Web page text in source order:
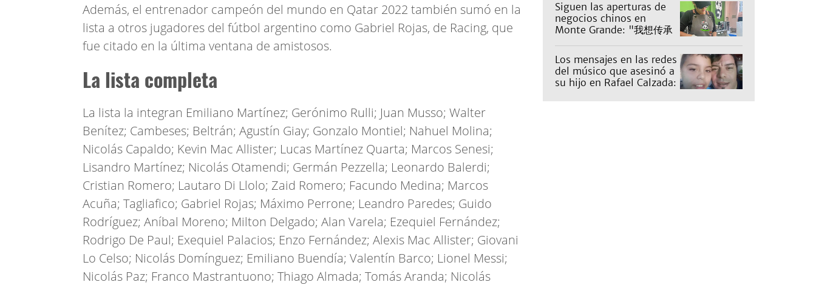
Además, el entrenador campeón del mundo en Qatar 2022 también sumó en la
lista a otros jugadores del fútbol argentino como Gabriel Rojas, de Racing, que
fue citado en la última ventana de amistosos.
La lista completa
La lista la integran Emiliano Martínez; Gerónimo Rulli; Juan Musso; Walter
Benítez; Cambeses; Beltrán; Agustín Giay; Gonzalo Montiel; Nahuel Molina;
Nicolás Capaldo; Kevin Mac Allister; Lucas Martínez Quarta; Marcos Senesi;
Lisandro Martínez; Nicolás Otamendi; Germán Pezzella; Leonardo Balerdi;
Cristian Romero; Lautaro Di Llolo; Zaid Romero; Facundo Medina; Marcos
Acuña; Tagliafico; Gabriel Rojas; Máximo Perrone; Leandro Paredes; Guido
Rodríguez; Aníbal Moreno; Milton Delgado; Alan Varela; Ezequiel Fernández;
Rodrigo De Paul; Exequiel Palacios; Enzo Fernández; Alexis Mac Allister; Giovani
Lo Celso; Nicolás Domínguez; Emiliano Buendía; Valentín Barco; Lionel Messi;
Nicolás Paz; Franco Mastrantuono; Thiago Almada; Tomás Aranda; Nicolás
Siguen las aperturas de
negocios chinos en
Monte Grande: "我想传承
Los mensajes en las redes
del músico que asesinó a
su hijo en Rafael Calzada: